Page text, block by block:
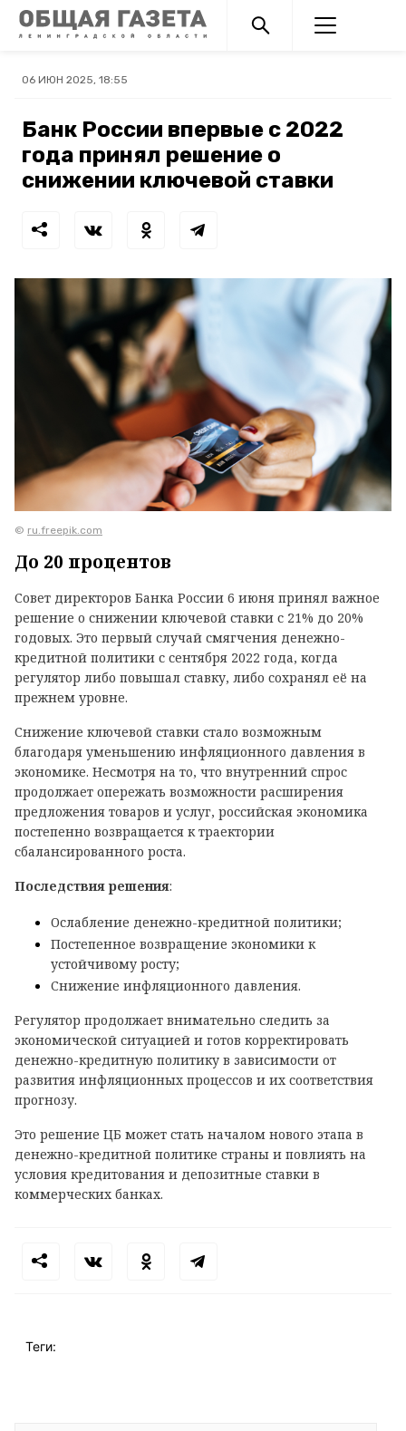
06 ИЮН 2025, 18:55
Банк России впервые с 2022
года принял решение о
снижении ключевой ставки
© ru.freepik.com
До 20 процентов
Совет директоров Банка России 6 июня принял важное
решение о снижении ключевой ставки с 21% до 20%
годовых. Это первый случай смягчения денежно-
кредитной политики с сентября 2022 года, когда
регулятор либо повышал ставку, либо сохранял её на
прежнем уровне.
Снижение ключевой ставки стало возможным
благодаря уменьшению инфляционного давления в
экономике. Несмотря на то, что внутренний спрос
продолжает опережать возможности расширения
предложения товаров и услуг, российская экономика
постепенно возвращается к траектории
сбалансированного роста.
Последствия решения:
Ослабление денежно-кредитной политики;
Постепенное возвращение экономики к
устойчивому росту;
Снижение инфляционного давления.
Регулятор продолжает внимательно следить за
экономической ситуацией и готов корректировать
денежно-кредитную политику в зависимости от
развития инфляционных процессов и их соответствия
прогнозу.
Это решение ЦБ может стать началом нового этапа в
денежно-кредитной политике страны и повлиять на
условия кредитования и депозитные ставки в
коммерческих банках.
Теги: